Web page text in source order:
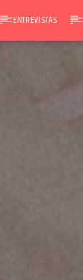
ENTREVISTAS